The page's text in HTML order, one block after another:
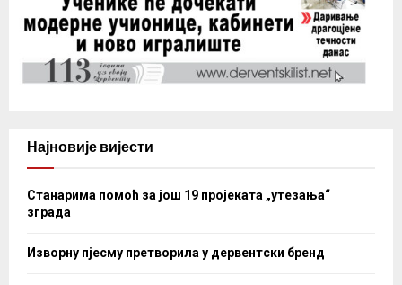
Најновије вијести
Станарима помоћ за још 19 пројеката „утезања“
зграда
Изворну пјесму претворила у дервентски бренд